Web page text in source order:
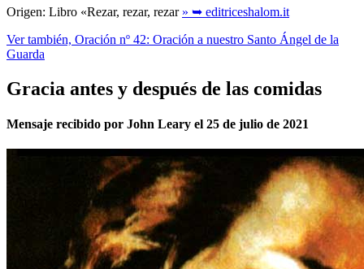
Origen: Libro «Rezar, rezar, rezar » ➥ editriceshalom.it
Ver también, Oración nº 42: Oración a nuestro Santo Ángel de la
Guarda
Gracia antes y después de las comidas
Mensaje recibido por John Leary el 25 de julio de 2021